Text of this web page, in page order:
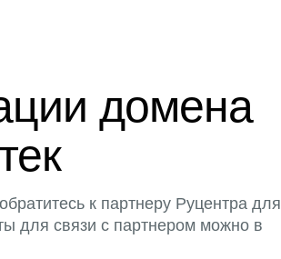
домена
к партнеру Руцентра для
для связи с партнером можно в